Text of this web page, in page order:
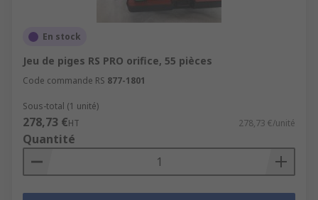
En stock
Jeu de piges RS PRO orifice, 55 pièces
Code commande RS 877-1801
Sous-total (1 unité)
278,73 €HT 278,73 €/unité
Quantité